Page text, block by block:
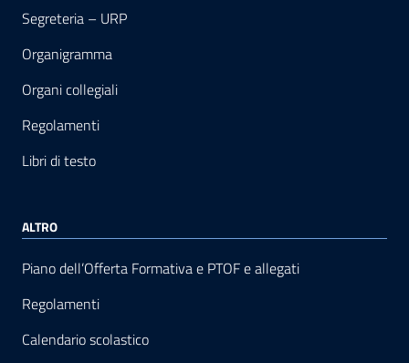
Segreteria – URP
Organigramma
Organi collegiali
Regolamenti
Libri di testo
ALTRO
Piano dell’Offerta Formativa e PTOF e allegati
Regolamenti
Calendario scolastico